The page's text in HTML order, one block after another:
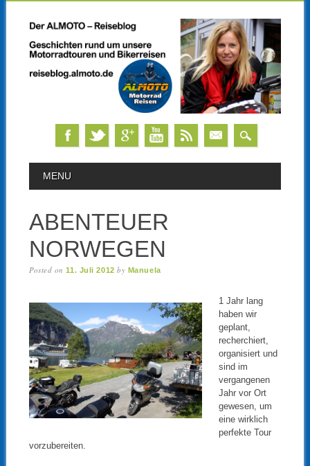
MAIN MENU
MENU
ABENTEUER
NORWEGEN
Posted on11. Juli 2012 by Manuela
1 Jahr lang
haben wir
geplant,
recherchiert,
organisiert und
sind im
vergangenen
Jahr vor Ort
gewesen, um
eine wirklich
perfekte Tour
vorzubereiten.